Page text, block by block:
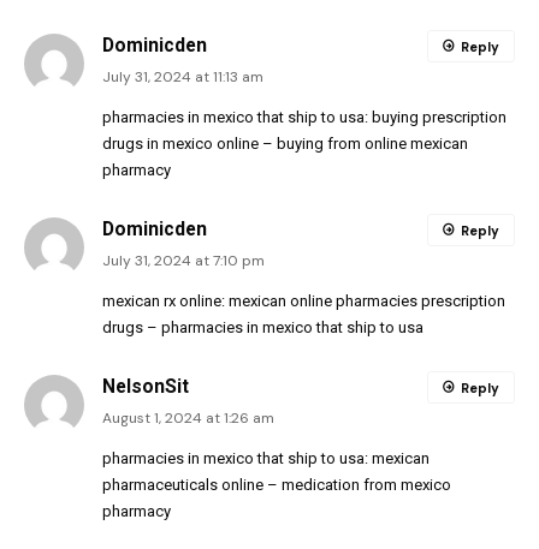
Dominicden
July 31, 2024 at 11:13 am
pharmacies in mexico that ship to usa: buying prescription
drugs in mexico online – buying from online mexican
pharmacy
Reply
Dominicden
July 31, 2024 at 7:10 pm
mexican rx online: mexican online pharmacies prescription
drugs – pharmacies in mexico that ship to usa
Reply
NelsonSit
August 1, 2024 at 1:26 am
pharmacies in mexico that ship to usa: mexican
pharmaceuticals online – medication from mexico
pharmacy
Reply